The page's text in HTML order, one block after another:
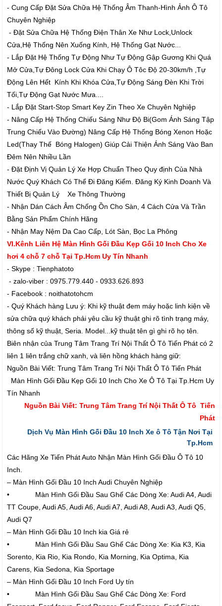
- Cung Cấp Đặt Sửa Chữa Hệ Thống Âm Thanh-Hình Ảnh Ô Tô
Chuyên Nghiệp
- Đặt Sửa Chữa Hệ Thống Điện Thân Xe Như Lock,Unlock
Cửa,Hệ Thống Nên Xuống Kính, Hệ Thống Gạt Nước...
- Lắp Đặt Hệ Thống Tự Động Như Tự Động Gập Gương Khi Quá
Mở Cửa,Tự Đông Lock Cửa Khi Chạy Ô Tôc Độ 20-30km/h ,Tự
Động Lên Hết Kính Khi Khóa Cửa,Tự Động Sáng Đèn Khi Trời
Tối,Tự Động Gạt Nước Mưa....
- Lắp Đặt Start-Stop Smart Key Zin Theo Xe Chuyên Nghiệp
- Nâng Cấp Hệ Thống Chiếu Sáng Như Độ Bi(Gom Ánh Sáng Tập
Trung Chiếu Vào Đường) Nâng Cấp Hệ Thống Bóng Xenon Hoặc
Led(Thay Thế Bóng Halogen) Giúp Cải Thiện Ánh Sáng Vào Ban
Đêm Nên Nhiều Lần
- Đặt Định Vị Quản Lý Xe Hợp Chuẩn Theo Quy định Của Nhà
Nước Quý Khách Có Thể Đi Đăng Kiểm. Đăng Ký Kinh Doanh Và
Thiết Bị Quản Lý Xe Thông Thường
- Nhận Dán Cách Âm Chống Ồn Cho Sàn, 4 Cách Cửa Và Trần
Bằng Sản Phẩm Chính Hãng
- Nhận May Nệm Da Cao Cấp, Lót Sàn, Bọc La Phông
VI.Kênh Liên Hệ Màn Hình Gối Đầu Kẹp Gối 10 Inch Cho Xe
hơi 4 chỗ 7 chỗ Tại Tp.Hcm Uy Tín Nhanh
- Skype : Tienphatoto
- zalo-viber : 0975.779.440 - 0933.626.893
- Facebook : noithatotohcm
- Quý Khách hàng Lưu ý: Khi kỹ thuật đem máy hoặc linh kiện về
sửa chữa quý khách phải yêu cầu kỹ thuật ghi rõ tình trạng máy,
thông số kỹ thuật, Seria. Model...kỹ thuật tên gì ghi rõ họ tên.
Biên nhận của Trung Tâm Trang Trí Nội Thất Ô Tô Tiến Phát có 2
liên 1 liên trắng chữ xanh, và liên hồng khách hàng giữ:
Nguồn Bài Viết: Trung Tâm Trang Trí Nội Thất Ô Tô Tiến Phát
Màn Hình Gối Đầu Kẹp Gối 10 Inch Cho Xe Ô Tô Tại Tp.Hcm Uy
Tín Nhanh
Nguồn Bài Viết: Trung Tâm Trang Trí Nội Thất Ô Tô Tiến
Phát
Dịch Vụ Màn Hình Gối Đầu 10 Inch Xe ô Tô Tận Nơi Tại
Tp.Hcm
Các Hãng Xe Tiến Phát Auto Nhận Màn Hình Gối Đầu Ô Tô 10
Inch.
– Màn Hình Gối Đầu 10 Inch Audi Chuyên Nghiệp
• Màn Hình Gối Đầu Sau Ghế Các Dòng Xe: Audi A4, Audi
TT Coupe, Audi A5, Audi A6, Audi A7, Audi A8, Audi A3, Audi Q5,
Audi Q7
– Màn Hình Gối Đầu 10 Inch kia Giá rẻ
• Màn Hình Gối Đầu Sau Ghế Các Dòng Xe: Kia K3, Kia
Sorento, Kia Rio, Kia Rondo, Kia Morning, Kia Optima, Kia
Carens, Kia Sedona, Kia Sportage
– Màn Hình Gối Đầu 10 Inch Ford Uy tín
• Màn Hình Gối Đầu Sau Ghế Các Dòng Xe: Ford